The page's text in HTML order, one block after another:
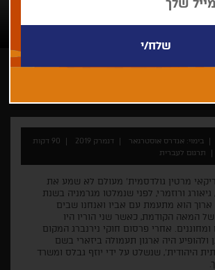
בימוי: אנדרס אוסטרגאר דנמרק 2019
90 דקות
תרגום לעברית
מרטין גולדסמית' מעולם לא שמע את
גיאורג ורוזמרי, לפני שנמלטו מגרמניה בשנת
ארוך הוא מתעמת עם אביו ואנחנו שבים
המאה הקודמת, כאשר שני הוריו היו
ומחוננים. אחרי פרסום חוקי נירנברג המקום
ולהופיע היה ארגון תעמולה ביזארי בשם
היהודית', שנשלט על ידי יוזף גבלס ומשרד